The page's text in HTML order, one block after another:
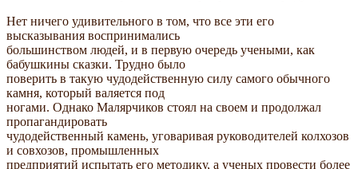
Нет ничего удивительного в том, что все эти его
высказывания воспринимались
большинством людей, и в первую очередь учеными, как
бабушкины сказки. Трудно было
поверить в такую чудодейственную силу самого обычного
камня, который валяется под
ногами. Однако Малярчиков стоял на своем и продолжал
пропагандировать
чудодейственный камень, уговаривая руководителей колхозов
и совхозов, промышленных
предприятий испытать его методику, а ученых провести более